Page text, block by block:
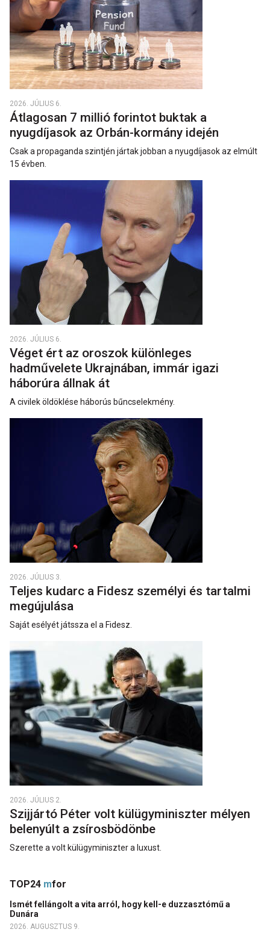
2026. JÚLIUS 6.
Átlagosan 7 millió forintot buktak a
nyugdíjasok az Orbán-kormány idején
Csak a propaganda szintjén jártak jobban a nyugdíjasok az elmúlt
15 évben.
2026. JÚLIUS 6.
Véget ért az oroszok különleges
hadművelete Ukrajnában, immár igazi
háborúra állnak át
A civilek öldöklése háborús bűncselekmény.
2026. JÚLIUS 3.
Teljes kudarc a Fidesz személyi és tartalmi
megújulása
Saját esélyét játssza el a Fidesz.
2026. JÚLIUS 2.
Szijjártó Péter volt külügyminiszter mélyen
belenyúlt a zsírosbödönbe
Szerette a volt külügyminiszter a luxust.
TOP24 mfor
Ismét fellángolt a vita arról, hogy kell-e duzzasztómű a
Dunára
2026. AUGUSZTUS 9.